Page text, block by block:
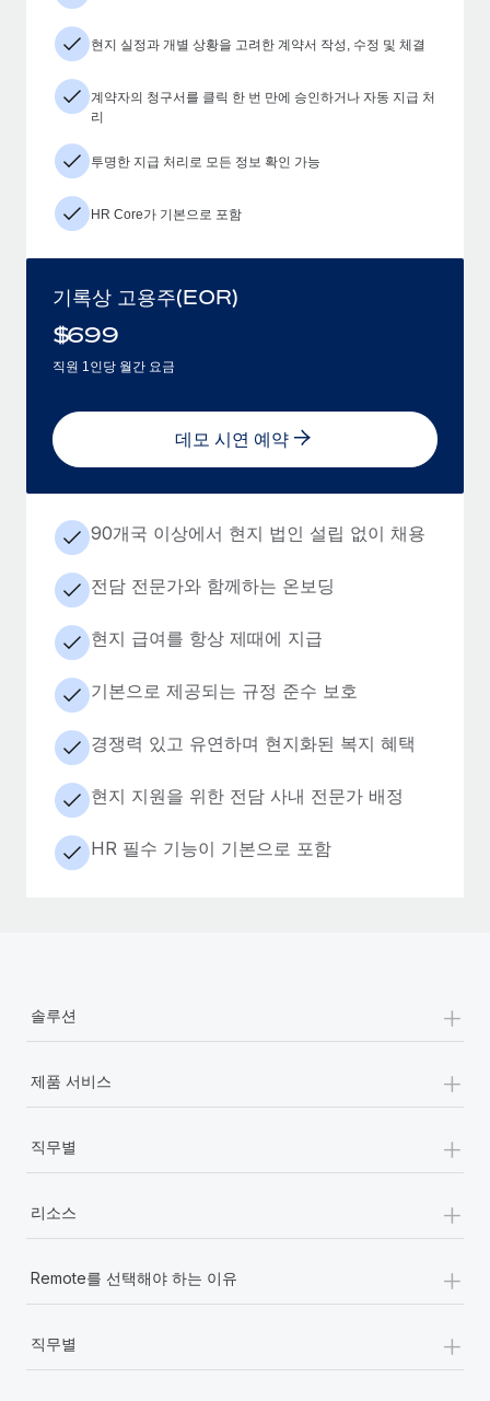
현지 실정과 개별 상황을 고려한 계약서 작성, 수정 및 체결
계약자의 청구서를 클릭 한 번 만에 승인하거나 자동 지급 처
리
투명한 지급 처리로 모든 정보 확인 가능
HR Core가 기본으로 포함
기록상 고용주(EOR)
$699
직원 1인당 월간 요금
데모 시연 예약
90개국 이상에서 현지 법인 설립 없이 채용
전담 전문가와 함께하는 온보딩
현지 급여를 항상 제때에 지급
기본으로 제공되는 규정 준수 보호
경쟁력 있고 유연하며 현지화된 복지 혜택
현지 지원을 위한 전담 사내 전문가 배정
HR 필수 기능이 기본으로 포함
솔루션 +
제품 서비스 +
직무별 +
리소스 +
Remote를 선택해야 하는 이유 +
직무별 +